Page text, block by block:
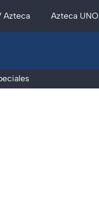
Azteca Azteca UNO